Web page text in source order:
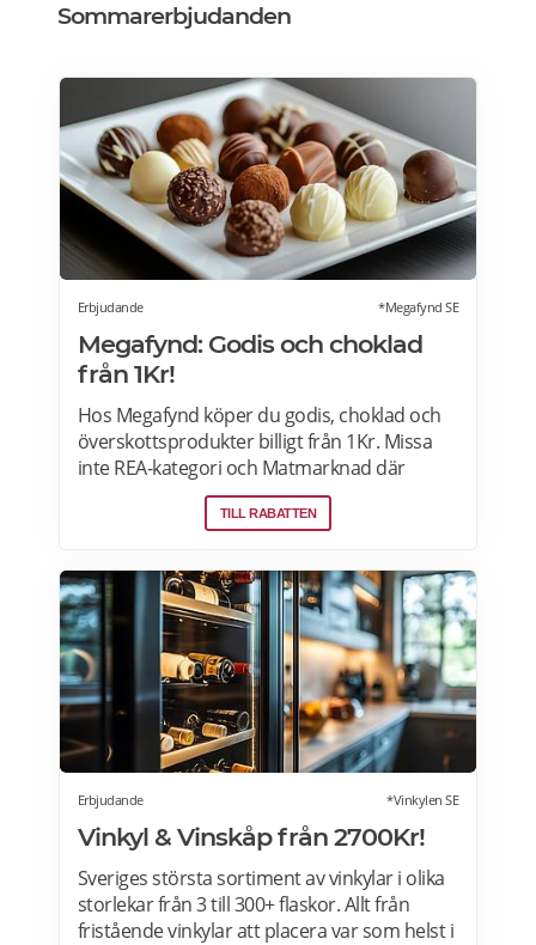
Sommarerbjudanden
Erbjudande *Megafynd SE
Megafynd: Godis och choklad
från 1Kr!
Hos Megafynd köper du godis, choklad och
överskottsprodukter billigt från 1Kr. Missa
inte REA-kategori och Matmarknad där
Megafynd har hundratals aktuella
erbjudanden varje dag. Läs mer om
TILL RABATTEN
Erbjudande *Vinkylen SE
Vinkyl & Vinskåp från 2700Kr!
Sveriges största sortiment av vinkylar i olika
storlekar från 3 till 300+ flaskor. Allt från
fristående vinkylar att placera var som helst i